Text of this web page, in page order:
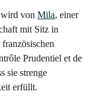
von Mila, einer
mit Sitz in
Prudentiel et de
sie strenge
erfüllt.